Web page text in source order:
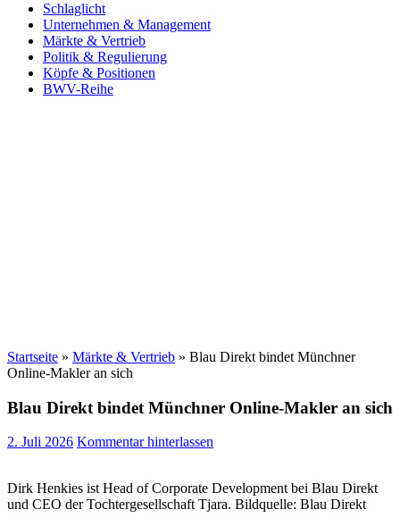
Schlaglicht
Unternehmen & Management
Märkte & Vertrieb
Politik & Regulierung
Köpfe & Positionen
BWV-Reihe
Startseite » Märkte & Vertrieb » Blau Direkt bindet Münchner
Online-Makler an sich
Blau Direkt bindet Münchner Online-Makler an sich
2. Juli 2026 Kommentar hinterlassen
Dirk Henkies ist Head of Corporate Development bei Blau Direkt
und CEO der Tochtergesellschaft Tjara. Bildquelle: Blau Direkt